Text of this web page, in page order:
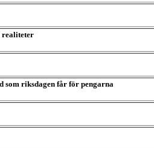
realiteter
som riksdagen får för pengarna